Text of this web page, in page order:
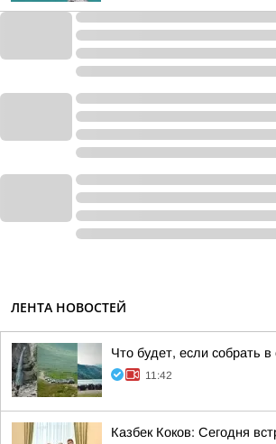
ЛЕНТА НОВОСТЕЙ
Что будет, если собрать
11:42
Казбек Коков: Сегодня